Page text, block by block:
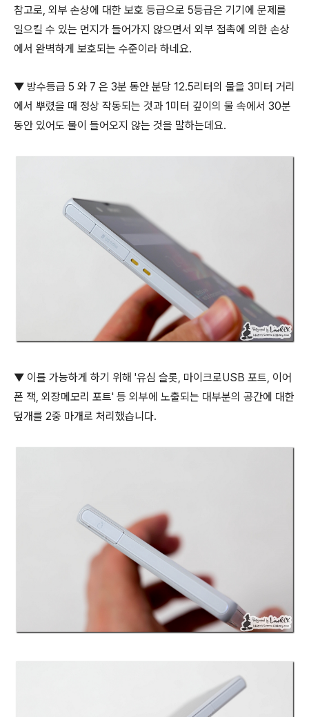
참고로, 외부 손상에 대한 보호 등급으로 5등급은 기기에 문제를
일으킬 수 있는 먼지가 들어가지 않으면서 외부 접촉에 의한 손상
에서 완벽하게 보호되는 수준이라 하네요.
▼ 방수등급 5 와 7 은 3분 동안 분당 12.5리터의 물을 3미터 거리
에서 뿌렸을 때 정상 작동되는 것과 1미터 깊이의 물 속에서 30분
동안 있어도 물이 들어오지 않는 것을 말하는데요.
▼ 이를 가능하게 하기 위해 '유심 슬롯, 마이크로USB 포트, 이어
폰 잭, 외장메모리 포트' 등 외부에 노출되는 대부분의 공간에 대한
덮개를 2중 마개로 처리했습니다.